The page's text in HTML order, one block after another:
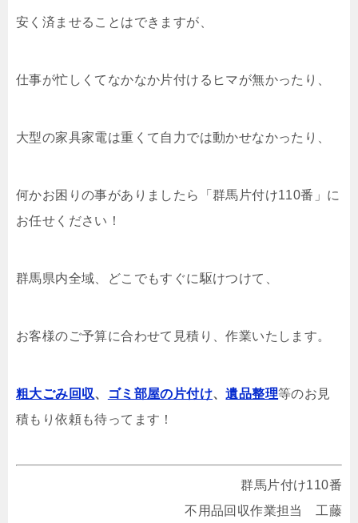
安く済ませることはできますが、
仕事が忙しくてなかなか片付けるヒマが無かったり、
大型の家具家電は重くて自力では動かせなかったり、
何かお困りの事がありましたら「群馬片付け110番」に
お任せください！
群馬県内全域、どこでもすぐに駆けつけて、
お客様のご予算に合わせて見積り、作業いたします。
粗大ごみ回収、 ゴミ部屋の片付け、遺品整理等のお見
積もり依頼も待ってます！
群馬片付け110番
不用品回収作業担当 工藤